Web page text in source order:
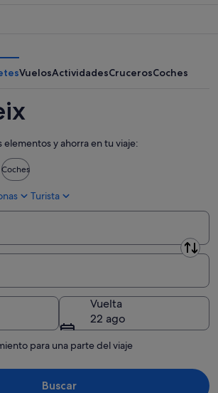
VuelosActividadesCrucerosCoches
elementos y ahorra en tu viaje:
Coches
Turista
Vuelta
22 ago
para una parte del viaje
Buscar